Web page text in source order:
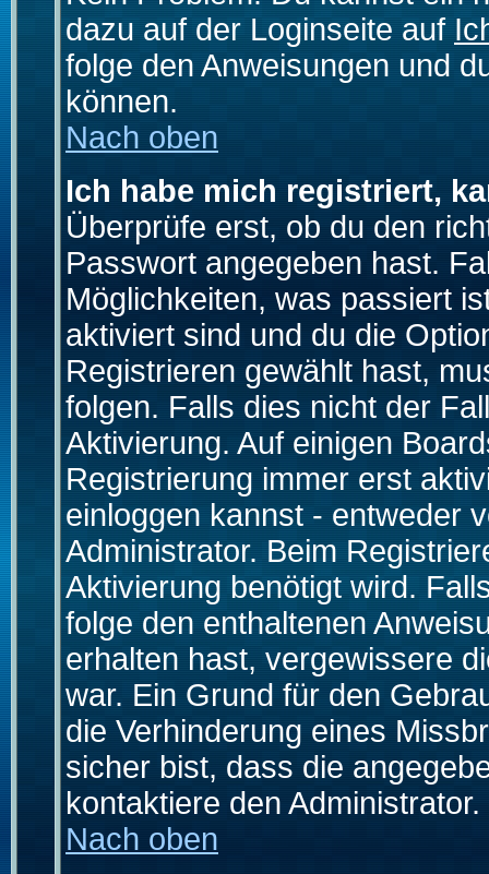
dazu auf der Loginseite auf
folge den Anweisungen und
können.
Nach oben
Ich habe mich registriert,
Überprüfe erst, ob du den
Passwort angegeben hast.
Möglichkeiten, was passiert
aktiviert sind und du die
Registrieren gewählt hast,
folgen. Falls dies nicht der
Aktivierung. Auf einigen
Registrierung immer erst
einloggen kannst - entweder
Administrator. Beim
Aktivierung benötigt wird.
folge den enthaltenen
erhalten hast, vergewissere
war. Ein Grund für den
die Verhinderung eines
sicher bist, dass die
kontaktiere den Administrator.
Nach oben